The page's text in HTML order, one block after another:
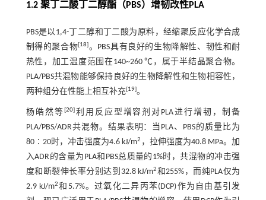
1.2 聚丁二酸丁二醇酯（PBS）增韧改性PLA
PBS是以1,4-丁二醇和丁二酸为原料，经缩聚反应化学合成
制得的聚合物[18]。PBS具有良好的生物降解性、韧性和耐
热性，加工温度范围在140~260 ℃，属于半结晶聚合物。
PLA/PBS共混物能够保持良好的生物降解性和生物相容性，
两种组分在性能上相互补充[19]。
杨皓然等 [20]利用反应型增容剂对PLA进行增韧，制备
PLA/PBS/ADR共混物。结果表明：当PLA、PBS的质量比为
80∶20时，冲击强度为4.6 kJ/m2 ，拉伸强度为40.8 MPa。加
入ADR的含量为PLA和PBS总质量的1%时，共混物的冲击强
度和断裂伸长率分别达到32.8 kJ/m2和255%，而纯PLA仅为
2.9 kJ/m2和5.7%。过氧化二异丙苯(DCP)作为自由基引发